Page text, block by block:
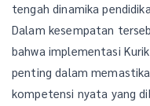
tengah dinamika
Dalam kesempatan
bahwa implementasi
penting dalam
kompetensi nyata yang